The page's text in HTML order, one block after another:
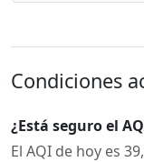
Condiciones
¿Está seguro el
El AQI de hoy es